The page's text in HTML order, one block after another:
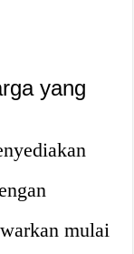
yang
mulai